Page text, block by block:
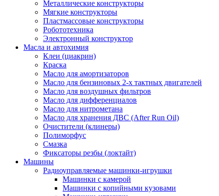
Металлические конструкторы
Мягкие конструкторы
Пластмассовые конструкторы
Робототехника
Электронный конструктор
Масла и автохимия
Клеи (циакрин)
Краска
Масло для амортизаторов
Масло для бензиновых 2-х тактных двигателей
Масло для воздушных фильтров
Масло для дифференциалов
Масло для нитрометана
Масло для хранения ДВС (After Run Oil)
Очистители (клинеры)
Полиморфус
Смазка
Фиксаторы резбы (локтайт)
Машины
Радиоуправляемые машинки-игрушки
Машинки с камерой
Машинки с копийными кузовами